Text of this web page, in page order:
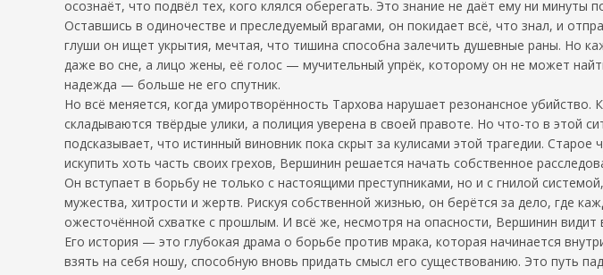
осознаёт, что подвёл тех, кого клялся оберегать. Это знание не даёт ему ни минуты
Оставшись в одиночестве и преследуемый врагами, он покидает всё, что знал, и
глуши он ищет укрытия, мечтая, что тишина способна залечить душевные раны. Но
даже во сне, а лицо жены, её голос — мучительный упрёк, которому он не может
надежда — больше не его спутник.
Но всё меняется, когда умиротворённость Тархова нарушает резонансное
складываются твёрдые улики, а полиция уверена в своей правоте. Но что-то в этой
подсказывает, что истинный виновник пока скрыт за кулисами этой трагедии.
искупить хоть часть своих грехов, Вершинин решается начать собственное
Он вступает в борьбу не только с настоящими преступниками, но и с гнилой
мужества, хитрости и жертв. Рискуя собственной жизнью, он берётся за дело, где
ожесточённой схватке с прошлым. И всё же, несмотря на опасности, Вершинин
Его история — это глубокая драма о борьбе против мрака, которая начинается
взять на себя ношу, способную вновь придать смысл его существованию. Это путь